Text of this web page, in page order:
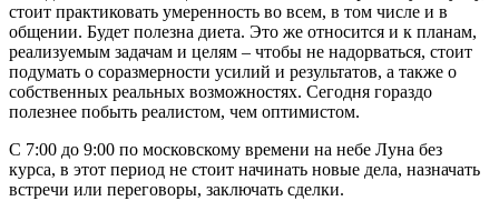
стоит практиковать умеренность во всем, в том числе и в
общении. Будет полезна диета. Это же относится и к планам,
реализуемым задачам и целям – чтобы не надорваться, стоит
подумать о соразмерности усилий и результатов, а также о
собственных реальных возможностях. Сегодня гораздо
полезнее побыть реалистом, чем оптимистом.
С 7:00 до 9:00 по московскому времени на небе Луна без
курса, в этот период не стоит начинать новые дела, назначать
встречи или переговоры, заключать сделки.